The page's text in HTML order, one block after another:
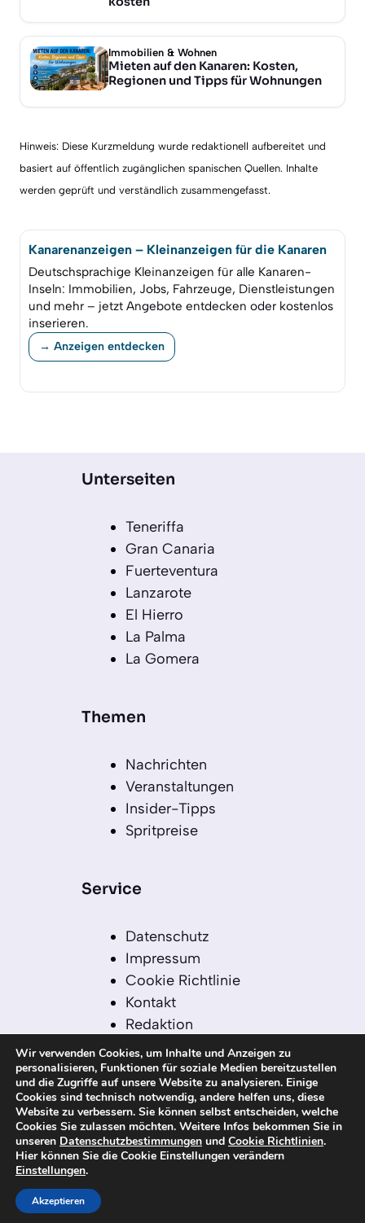
Immobilien & Wohnen
Mieten auf den Kanaren: Kosten,
Regionen und Tipps für Wohnungen
Hinweis: Diese Kurzmeldung wurde redaktionell aufbereitet und
basiert auf öffentlich zugänglichen spanischen Quellen. Inhalte
werden geprüft und verständlich zusammengefasst.
Kanarenanzeigen – Kleinanzeigen für die Kanaren
Deutschsprachige Kleinanzeigen für alle Kanaren-
Inseln: Immobilien, Jobs, Fahrzeuge, Dienstleistungen
und mehr – jetzt Angebote entdecken oder kostenlos
inserieren.
→ Anzeigen entdecken
Unterseiten
Teneriffa
Gran Canaria
Fuerteventura
Lanzarote
El Hierro
La Palma
La Gomera
Themen
Nachrichten
Veranstaltungen
Insider-Tipps
Spritpreise
Service
Datenschutz
Impressum
Cookie Richtlinie
Kontakt
Redaktion
Redaktionelle Leitlinien
Sitemap
Einsatz von KI in der
Redaktion
© 2026 kanaren-nachrichten.com – Alle
Rechte vorbehalten
Wir verwenden Cookies, um Inhalte und Anzeigen zu
personalisieren, Funktionen für soziale Medien bereitzustellen
und die Zugriffe auf unsere Website zu analysieren. Einige
Cookies sind technisch notwendig, andere helfen uns, diese
Website zu verbessern. Sie können selbst entscheiden, welche
Cookies Sie zulassen möchten. Weitere Infos bekommen Sie in
unseren Datenschutzbestimmungen und Cookie Richtlinien.
Hier können Sie die Cookie Einstellungen verändern
Einstellungen.
Akzeptieren